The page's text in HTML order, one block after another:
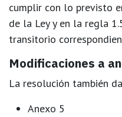
cumplir con lo previsto
de la Ley y en la regla
transitorio
Modificaciones a
La resolución también
Anexo 5